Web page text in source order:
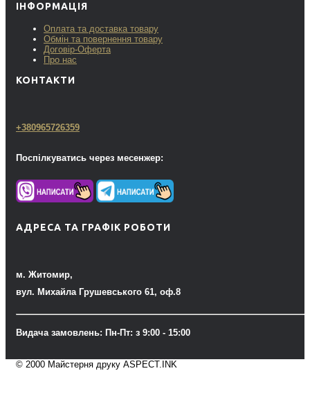
ІНФОРМАЦІЯ
Оплата та доставка товару
Обмін та повернення товару
Договір-Оферта
Про нас
КОНТАКТИ
+380965726359
Поспілкуватись через месенжер:
АДРЕСА ТА ГРАФІК РОБОТИ
м. Житомир,
вул. Михайла Грушевського 61, оф.8
Видача замовлень: Пн-Пт: з 9:00 - 15:00
© 2000 Майстерня друку ASPECT.INK